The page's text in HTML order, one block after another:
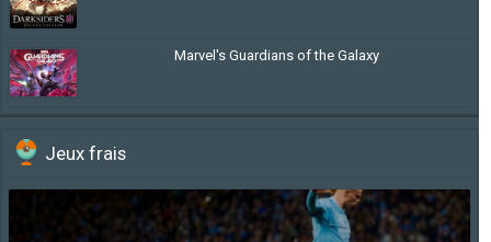
Marvel's Guardians of the Galaxy
Jeux frais